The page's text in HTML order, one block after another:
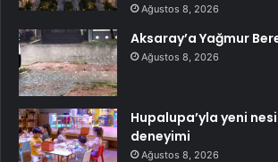
Ağustos 8, 2026
Aksaray’a Yağmur
Ağustos 8, 2026
Hupalupa’yla yeni
deneyimi
Ağustos 8, 2026